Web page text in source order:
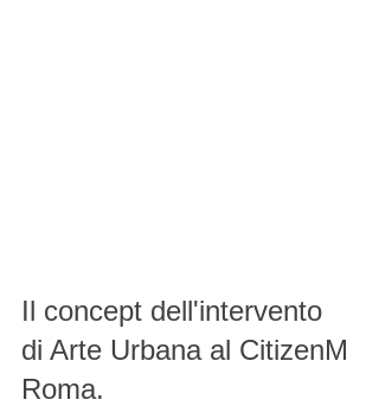
Il concept dell'intervento
di Arte Urbana al CitizenM
Roma.